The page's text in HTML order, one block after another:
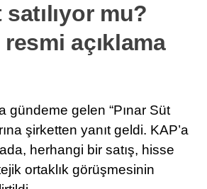
satılıyor mu?
açıklama
gündeme gelen “Pınar Süt
şirketten yanıt geldi. KAP’a
herhangi bir satış, hisse
ortaklık görüşmesinin